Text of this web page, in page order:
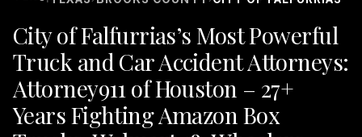
City of Falfurrias’s Most Powerful
Truck and Car Accident Attorneys:
Attorney911 of Houston – 27+
Years Fighting Amazon Box